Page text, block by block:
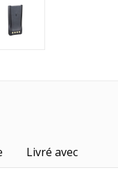
Livré avec